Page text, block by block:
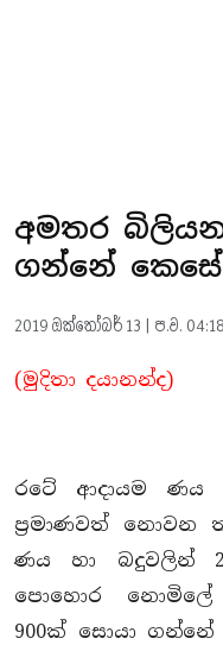
අමතර බිලියන
ගන්නේ
2019 ඔක්තෝබර් 13 | ප.ව. 04:18
(මුදිතා දයානන්ද)
රටේ ආදායම ණය
ප‍්‍රමාණවත් නොවන
ණය හා බදුවලින්
පොහොර නොමිලේ
900ක් සොයා ගන්නේ